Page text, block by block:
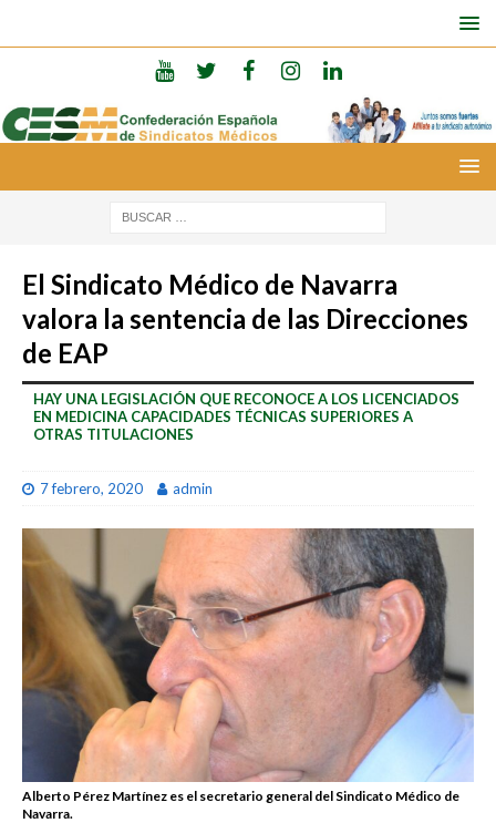
El Sindicato Médico de Navarra
valora la sentencia de las Direcciones
de EAP
HAY UNA LEGISLACIÓN QUE RECONOCE A LOS LICENCIADOS
EN MEDICINA CAPACIDADES TÉCNICAS SUPERIORES A
OTRAS TITULACIONES
7 febrero, 2020 admin
Alberto Pérez Martínez es el secretario general del Sindicato Médico de
Navarra.